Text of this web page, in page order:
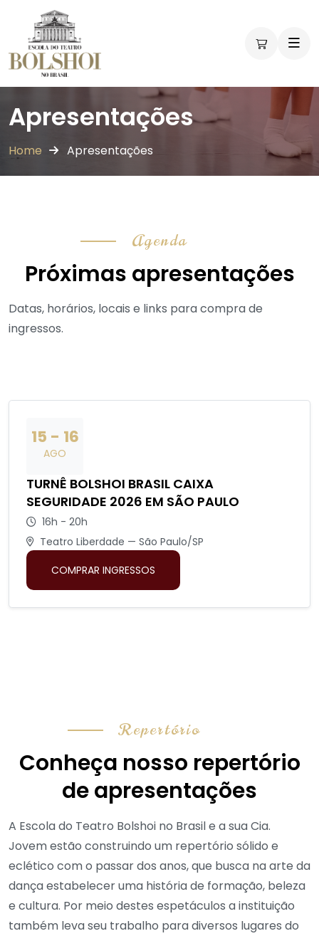
Apresentações
Home Apresentações
Agenda
Próximas apresentações
Datas, horários, locais e links para compra de
ingressos.
15 - 16
AGO
TURNÊ BOLSHOI BRASIL CAIXA
SEGURIDADE 2026 EM SÃO PAULO
16h - 20h
Teatro Liberdade — São Paulo/SP
COMPRAR INGRESSOS
Repertório
Conheça nosso repertório
de apresentações
A Escola do Teatro Bolshoi no Brasil e a sua Cia.
Jovem estão construindo um repertório sólido e
eclético com o passar dos anos, que busca na arte da
dança estabelecer uma história de formação, beleza
e cultura. Por meio destes espetáculos a instituição
também leva seu trabalho para diversos lugares do